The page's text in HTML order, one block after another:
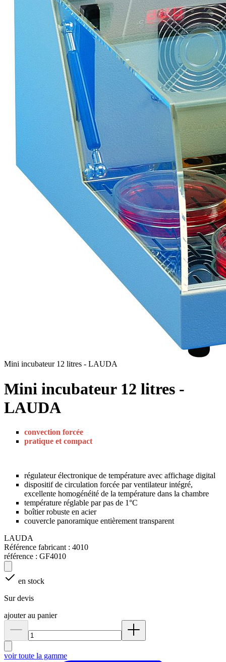
Mini incubateur 12 litres - LAUDA
Mini incubateur 12 litres -
LAUDA
convection forcée
pratique et compact
régulateur électronique de température avec affichage digital
dispositif de circulation forcée par ventilateur intégré,
excellente homogénéité de la température dans la chambre
température réglable par pas de 1°C
boîtier robuste en acier
couvercle panoramique entièrement transparent
LAUDA
Référence fabricant : 4010
référence : GF4010
en stock
Sur devis
ajouter au panier
voir toute la gamme